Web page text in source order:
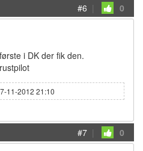
#6 | 0
i DK der fik den.
11-2012 21:10
#7 | 0